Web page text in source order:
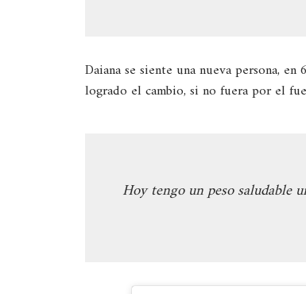
Daiana se siente una nueva persona,
logrado el cambio, si no fuera por el
Hoy tengo un peso saludable